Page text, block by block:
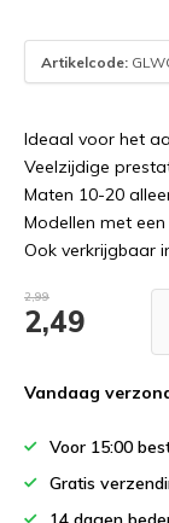
Artikelcode:
Ideaal voor het
Veelzijdige
Maten 10-20
Modellen met
Ook verkrijgbaar
2,99
2,49
Vandaag
Voor 15:00
Gratis